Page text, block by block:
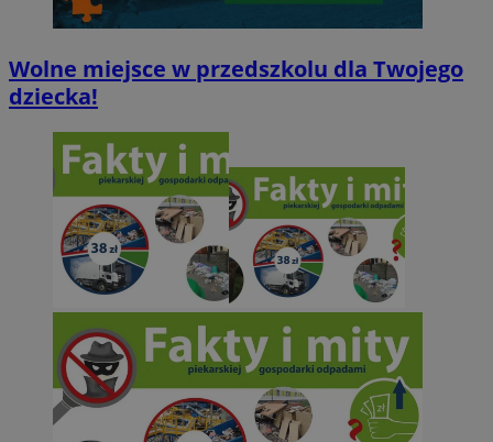
Wolne miejsce w przedszkolu dla Twojego
dziecka!